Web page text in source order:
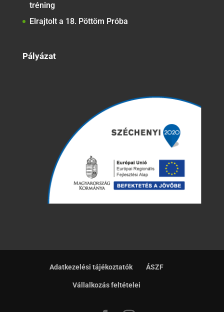
tréning
Elrajtolt a 18. Pöttöm Próba
Pályázat
Adatkezelési tájékoztatók ÁSZF
Vállalkozás feltételei